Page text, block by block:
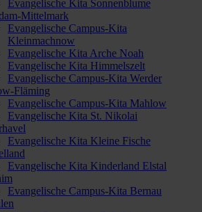
Evangelische Kita Sonnenblume
Mittelmark
Evangelische Campus-Kita
Kleinmachnow
Evangelische Kita Arche Noah
Evangelische Kita Himmelszelt
Evangelische Campus-Kita Werder
Fläming
Evangelische Campus-Kita Mahlow
Evangelische Kita St. Nikolai
Evangelische Kita Kleine Fische
Evangelische Kita Kinderland Elstal
Evangelische Campus-Kita Bernau